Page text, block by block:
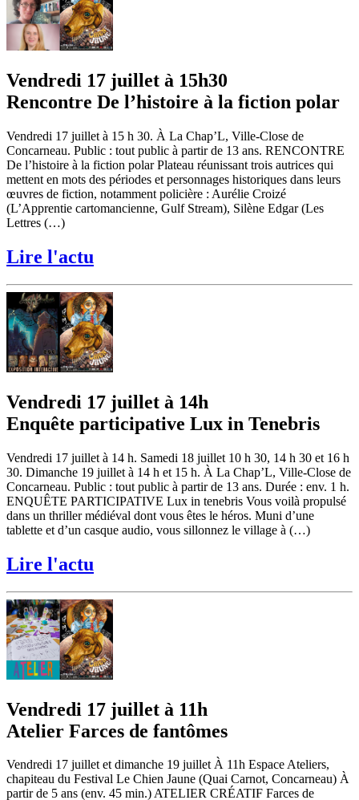
Vendredi 17 juillet à 15h30
Rencontre De l’histoire à la fiction polar
Vendredi 17 juillet à 15 h 30. À La Chap’L, Ville-Close de
Concarneau. Public : tout public à partir de 13 ans. RENCONTRE
De l’histoire à la fiction polar Plateau réunissant trois autrices qui
mettent en mots des périodes et personnages historiques dans leurs
œuvres de fiction, notamment policière : Aurélie Croizé
(L’Apprentie cartomancienne, Gulf Stream), Silène Edgar (Les
Lettres (…)
Lire l'actu
Vendredi 17 juillet à 14h
Enquête participative Lux in Tenebris
Vendredi 17 juillet à 14 h. Samedi 18 juillet 10 h 30, 14 h 30 et 16 h
30. Dimanche 19 juillet à 14 h et 15 h. À La Chap’L, Ville-Close de
Concarneau. Public : tout public à partir de 13 ans. Durée : env. 1 h.
ENQUÊTE PARTICIPATIVE Lux in tenebris Vous voilà propulsé
dans un thriller médiéval dont vous êtes le héros. Muni d’une
tablette et d’un casque audio, vous sillonnez le village à (…)
Lire l'actu
Vendredi 17 juillet à 11h
Atelier Farces de fantômes
Vendredi 17 juillet et dimanche 19 juillet À 11h Espace Ateliers,
chapiteau du Festival Le Chien Jaune (Quai Carnot, Concarneau) À
partir de 5 ans (env. 45 min.) ATELIER CRÉATIF Farces de